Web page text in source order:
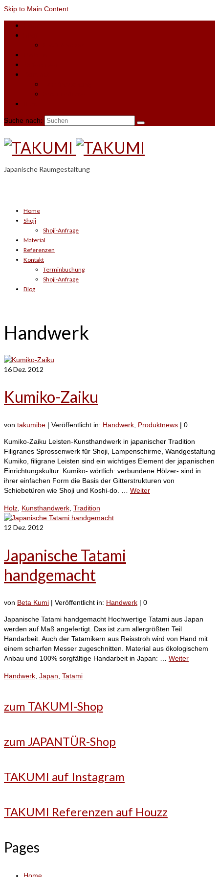
Skip to Main Content
Suche nach:
Japanische Raumgestaltung
Home
Shoji
Shoji-Anfrage
Material
Referenzen
Kontakt
Terminbuchung
Shoji-Anfrage
Blog
Handwerk
16Dez. 2012
Kumiko-Zaiku
von takumibe | Veröffentlicht in: Handwerk Produktnews | 0
Kumiko-Zaiku Leisten-Kunsthandwerk in japanischer Tradition
Filigranes Sprossenwerk für Shoji, Lampenschirme, Wandgestaltung
Kumiko, filigrane Leisten sind ein wichtiges Element der japanischen
Einrichtungskultur. Kumiko- wörtlich: verbundene Hölzer- sind in
ihrer einfachen Form die Basis der Gitterstrukturen von
Schiebetüren wie Shoji und Koshi-do. … Weiter
Holz Kunsthandwerk Tradition
12 Dez. 2012
Japanische Tatami
handgemacht
von Beta Kumi | Veröffentlicht in: Handwerk | 0
Japanische Tatami handgemacht Hochwertige Tatami aus Japan
werden auf Maß angefertigt. Das ist zum allergrößten Teil
Handarbeit. Auch der Tatamikern aus Reisstroh wird von Hand mit
einem scharfen Messer zugeschnitten. Material aus ökologischem
Anbau und 100% sorgfältige Handarbeit in Japan: … Weiter
Handwerk Japan Tatami
zum TAKUMI-Shop
zum JAPANTÜR-Shop
TAKUMI auf Instagram
TAKUMI Referenzen auf Houzz
Pages
Home